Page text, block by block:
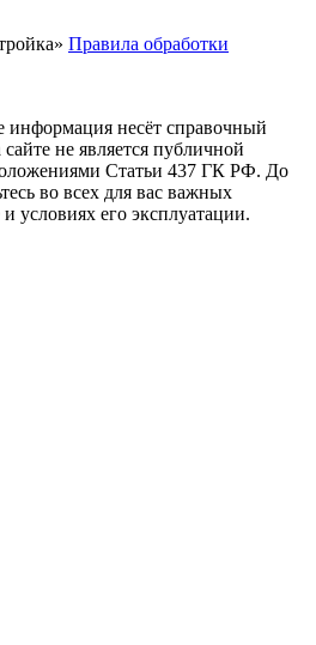
Правила обработки
информация несёт справочный
не является публичной
Статьи 437 ГК РФ. До
во всех для вас важных
условиях его эксплуатации.